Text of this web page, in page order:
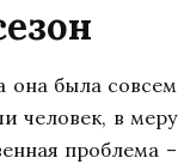
она была совсем
человек, в меру
проблема –